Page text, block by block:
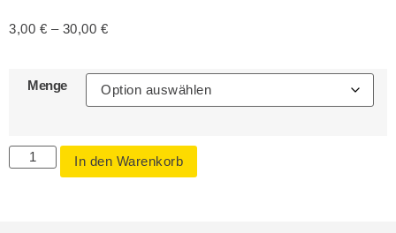
3,00 € – 30,00 €
Menge
In den Warenkorb